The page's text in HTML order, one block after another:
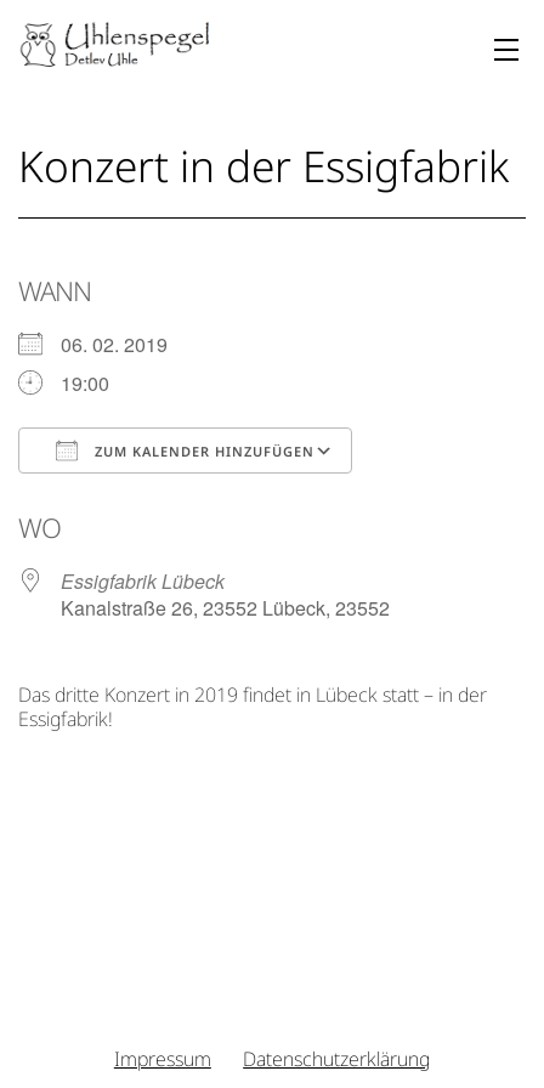
Zum
Inhalt
Konzert in der Essigfabrik
WANN
06. 02. 2019
19:00
ZUM KALENDER HINZUFÜGEN
WO
Essigfabrik Lübeck
Kanalstraße 26, 23552 Lübeck, 23552
Das dritte Konzert in 2019 findet in Lübeck statt – in der
Essigfabrik!
Impressum Datenschutzerklärung